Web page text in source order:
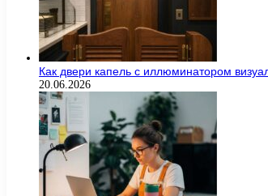
Как двери капель с иллюминатором
20.06.2026